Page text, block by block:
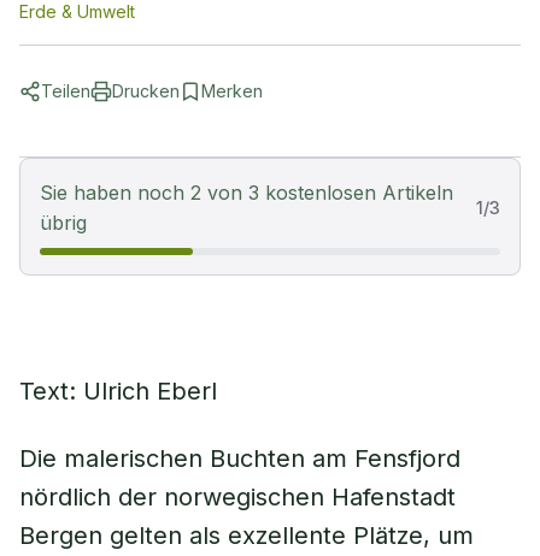
Erde & Umwelt
Teilen Drucken Merken
Sie haben noch 2 von 3 kostenlosen Artikeln
übrig
1/3
Text: Ulrich Eberl
Die malerischen Buchten am Fensfjord
nördlich der norwegischen Hafenstadt
Bergen gelten als exzellente Plätze, um